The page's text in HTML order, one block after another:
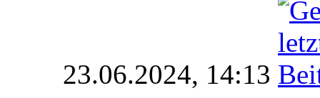
23.06.2024, 14:13